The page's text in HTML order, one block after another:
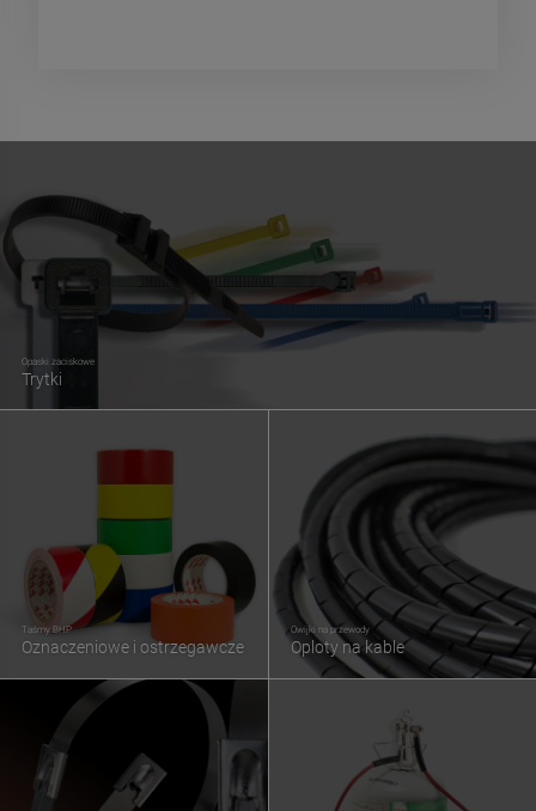
Opaski zaciskowe
Trytki
Taśmy BHP
Oznaczeniowe i ostrzegawcze
Owijki na przewody
Oploty na kable